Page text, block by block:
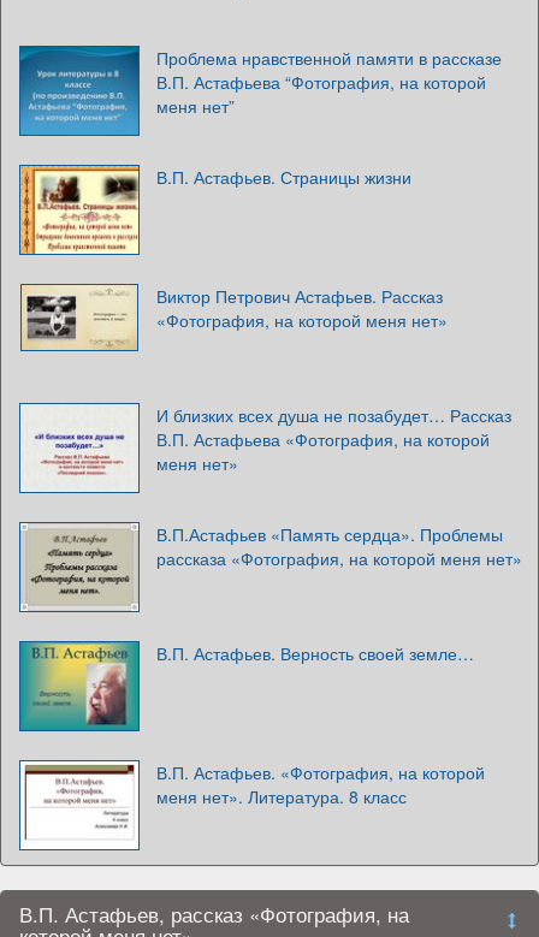
Проблема нравственной памяти в рассказе
В.П. Астафьева “Фотография, на которой
меня нет”
В.П. Астафьев. Страницы жизни
Виктор Петрович Астафьев. Рассказ
«Фотография, на которой меня нет»
И близких всех душа не позабудет… Рассказ
В.П. Астафьева «Фотография, на которой
меня нет»
В.П.Астафьев «Память сердца». Проблемы
рассказа «Фотография, на которой меня нет»
В.П. Астафьев. Верность своей земле…
В.П. Астафьев. «Фотография, на которой
меня нет». Литература. 8 класс
В.П. Астафьев, рассказ «Фотография, на